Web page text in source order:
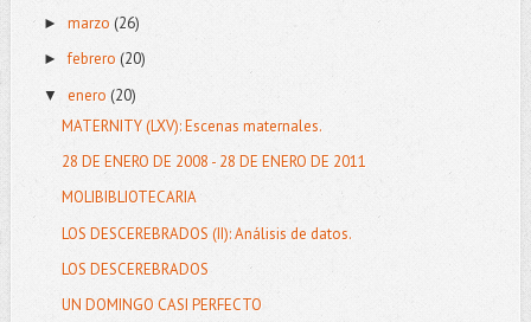
► marzo (26)
►febrero (20)
▼ enero (20)
MATERNITY (LXV): Escenas maternales.
28 DE ENERO DE 2008 - 28 DE ENERO DE 2011
MOLIBIBLIOTECARIA
LOS DESCEREBRADOS (II): Análisis de datos.
LOS DESCEREBRADOS
UN DOMINGO CASI PERFECTO